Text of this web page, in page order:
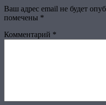
Ваш адрес email не будет
помечены *
Комментарий *